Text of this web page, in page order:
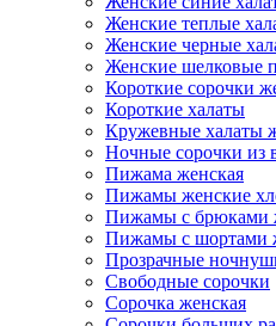
Женские теплые
Женские черные
Женские шелковые
Короткие сорочки
Короткие халаты
Кружевные халаты
Ночные сорочки из
Пижама женская
Пижамы женские
Пижамы с брюками
Пижамы с шортами
Прозрачные
Свободные сорочки
Сорочка женская